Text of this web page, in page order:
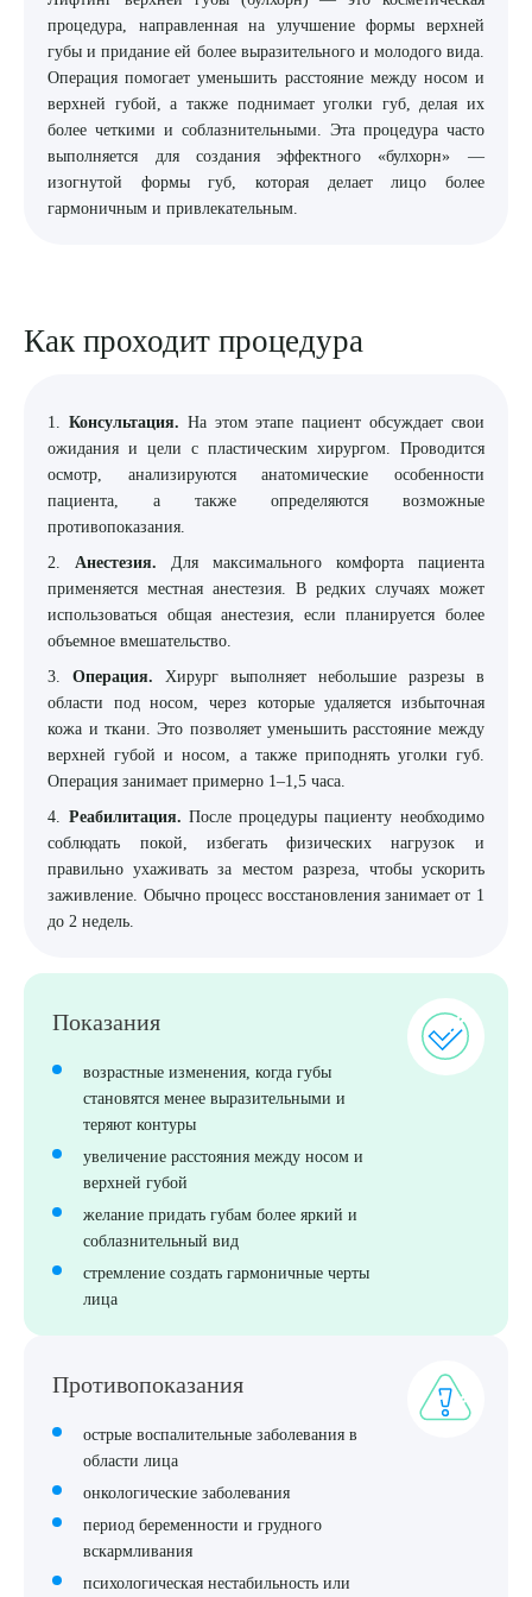
8 (863) 309-05-06
ЗАКАЗАТЬ ЗВОНОК
ЗАПИСЬ ОНЛАЙН
процедура, направленная на улучшение формы верхней
губы и придание ей более выразительного и молодого вида.
Операция помогает уменьшить расстояние между носом и
верхней губой, а также поднимает уголки губ, делая их
более четкими и соблазнительными. Эта процедура часто
выполняется для создания эффектного «булхорн» —
изогнутой формы губ, которая делает лицо более
гармоничным и привлекательным.
Как проходит процедура
1.Консультация. На этом этапе пациент обсуждает свои
ожидания и цели с пластическим хирургом. Проводится
осмотр, анализируются анатомические особенности
пациента, а также определяются возможные
противопоказания.
2. Анестезия. Для максимального комфорта пациента
применяется местная анестезия. В редких случаях может
использоваться общая анестезия, если планируется более
объемное вмешательство.
3.Операция. Хирург выполняет небольшие разрезы в
области под носом, через которые удаляется избыточная
кожа и ткани. Это позволяет уменьшить расстояние между
верхней губой и носом, а также приподнять уголки губ.
Операция занимает примерно 1–1,5 часа.
4. Реабилитация. После процедуры пациенту необходимо
соблюдать покой, избегать физических нагрузок и
правильно ухаживать за местом разреза, чтобы ускорить
заживление. Обычно процесс восстановления занимает от 1
до 2 недель.
Показания
возрастные изменения, когда губы
становятся менее выразительными и
теряют контуры
увеличение расстояния между носом и
верхней губой
желание придать губам более яркий и
соблазнительный вид
стремление создать гармоничные черты
лица
Противопоказания
острые воспалительные заболевания в
области лица
онкологические заболевания
период беременности и грудного
вскармливания
психологическая нестабильность или
Выберите сопутствующую услугу